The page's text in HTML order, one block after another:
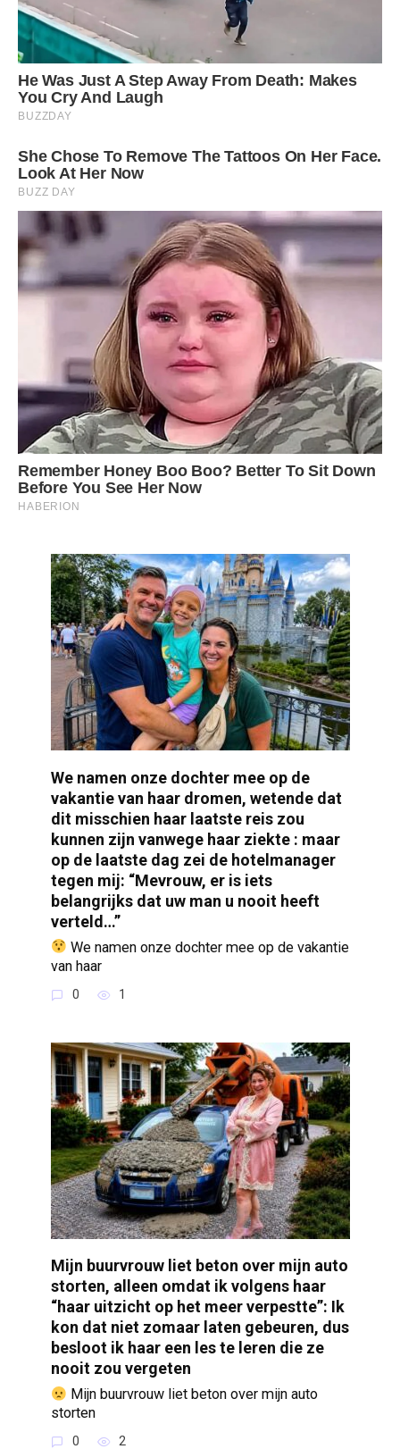
We namen onze dochter mee op de
vakantie van haar dromen, wetende dat
dit misschien haar laatste reis zou
kunnen zijn vanwege haar ziekte : maar
op de laatste dag zei de hotelmanager
tegen mij: “Mevrouw, er is iets
belangrijks dat uw man u nooit heeft
verteld…”
We namen onze dochter mee op de vakantie
van haar
0 1
Mijn buurvrouw liet beton over mijn auto
storten, alleen omdat ik volgens haar
“haar uitzicht op het meer verpestte”: Ik
kon dat niet zomaar laten gebeuren, dus
besloot ik haar een les te leren die ze
nooit zou vergeten
Mijn buurvrouw liet beton over mijn auto
storten
0 2